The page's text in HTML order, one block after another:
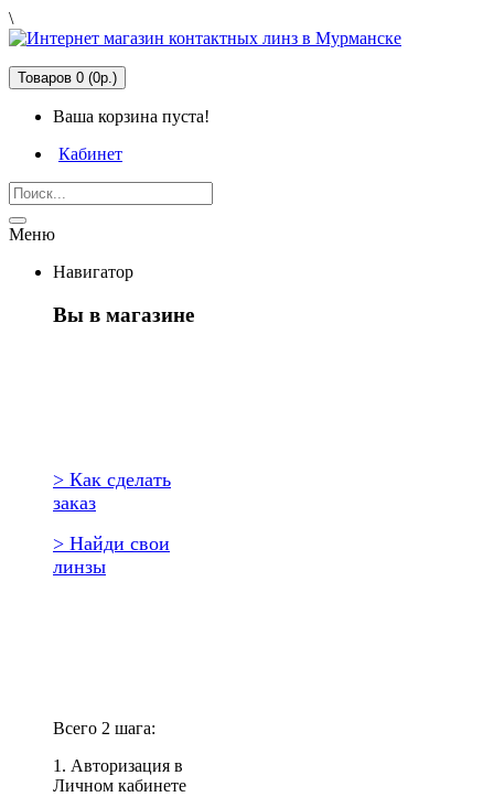
\
Товаров 0 (0р.)
Ваша корзина пуста!
Кабинет
Меню
Навигатор
Вы в магазине
> Как сделать
заказ
> Найди свои
линзы
Всего 2 шага:
1. Авторизация в
Личном кабинете